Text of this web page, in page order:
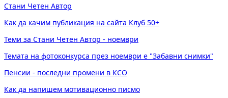
Стани Четен Автор
Как да качим публикация на сайта Клуб 50+
Теми за Стани Четен Автор - ноември
Темата на фотоконкурса през ноември е "Забавни снимки"
Пенсии - последни промени в КСО
Как да напишем мотивационно писмо